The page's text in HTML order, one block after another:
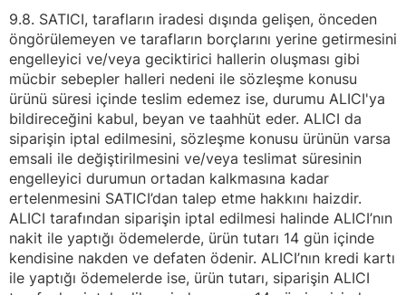
9.8. SATICI, tarafların iradesi dışında gelişen, önceden
öngörülemeyen ve tarafların borçlarını yerine getirmesini
engelleyici ve/veya geciktirici hallerin oluşması gibi
mücbir sebepler halleri nedeni ile sözleşme konusu
ürünü süresi içinde teslim edemez ise, durumu ALICI'ya
bildireceğini kabul, beyan ve taahhüt eder. ALICI da
siparişin iptal edilmesini, sözleşme konusu ürünün varsa
emsali ile değiştirilmesini ve/veya teslimat süresinin
engelleyici durumun ortadan kalkmasına kadar
ertelenmesini SATICI’dan talep etme hakkını haizdir.
ALICI tarafından siparişin iptal edilmesi halinde ALICI’nın
nakit ile yaptığı ödemelerde, ürün tutarı 14 gün içinde
kendisine nakden ve defaten ödenir. ALICI’nın kredi kartı
ile yaptığı ödemelerde ise, ürün tutarı, siparişin ALICI